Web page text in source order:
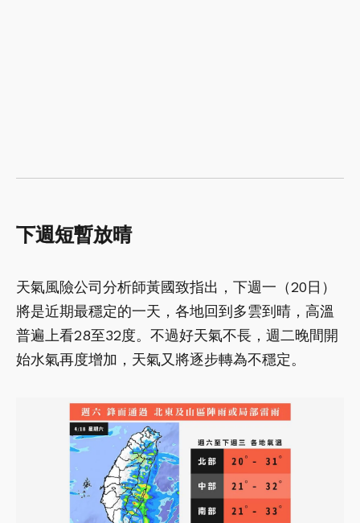
下週短暫放晴
天氣風險公司分析師黃國致指出，下週一（20日）
將是近期最穩定的一天，各地回到多雲到晴，高溫
普遍上看28至32度。不過好天氣不長，週二晚間開
始水氣再度增加，天氣又將逐步轉為不穩定。